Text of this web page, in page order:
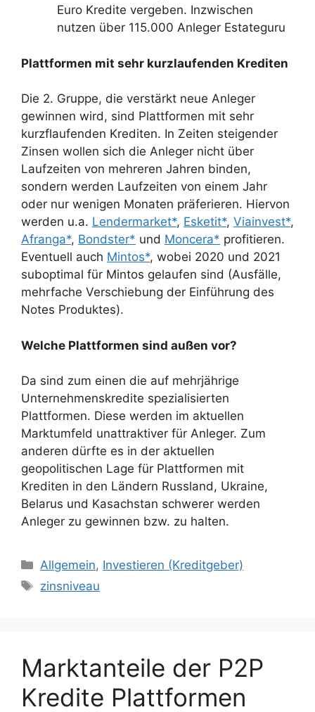
Euro Kredite vergeben. Inzwischen
nutzen über 115.000 Anleger Estateguru
Plattformen mit sehr kurzlaufenden Krediten
Die 2. Gruppe, die verstärkt neue Anleger
gewinnen wird, sind Plattformen mit sehr
kurzflaufenden Krediten. In Zeiten steigender
Zinsen wollen sich die Anleger nicht über
Laufzeiten von mehreren Jahren binden,
sondern werden Laufzeiten von einem Jahr
oder nur wenigen Monaten präferieren. Hiervon
werden u.a. Lendermarket*, Esketit*, Viainvest*,
Afranga*, Bondster* und Moncera* profitieren.
Eventuell auch Mintos*, wobei 2020 und 2021
suboptimal für Mintos gelaufen sind (Ausfälle,
mehrfache Verschiebung der Einführung des
Notes Produktes).
Welche Plattformen sind außen vor?
Da sind zum einen die auf mehrjährige
Unternehmenskredite spezialisierten
Plattformen. Diese werden im aktuellen
Marktumfeld unattraktiver für Anleger. Zum
anderen dürfte es in der aktuellen
geopolitischen Lage für Plattformen mit
Krediten in den Ländern Russland, Ukraine,
Belarus und Kasachstan schwerer werden
Anleger zu gewinnen bzw. zu halten.
Kategorien
Allgemein, Investieren (Kreditgeber)
Schlagwörter
zinsniveau
Marktanteile der P2P
Kredite Plattformen